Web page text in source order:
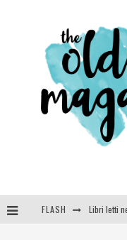
FLASH